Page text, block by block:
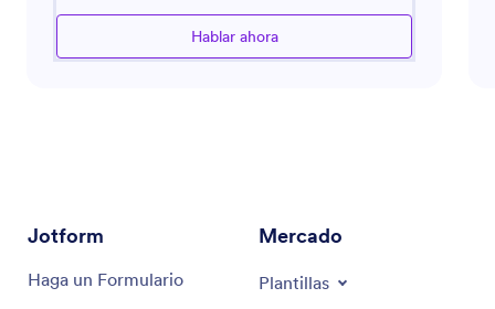
reuniones corporativas hasta bodas, este asistente
puede guiarlo en la selección del lugar, la
asegurando una experiencia memorable para todos
Hablar ahora
Jotform
Haga un Formulario
Mercado
Plantillas